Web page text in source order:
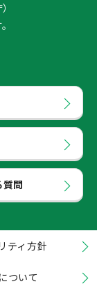
問
ティ方針
ついて